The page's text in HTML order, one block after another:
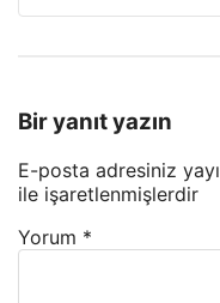
Bir yanıt yazın
E-posta adresiniz
ile işaretlenmişlerdir
Yorum *